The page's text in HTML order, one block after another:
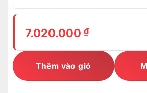
7.020.000 ₫
Thêm vào giỏ